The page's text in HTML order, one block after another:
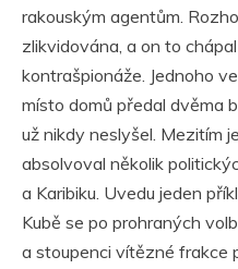
rakouským agentům.
zlikvidována, a on to
kontrašpionáže. Jednoho
místo domů předal dvěma
už nikdy neslyšel. Mezitím
absolvoval několik
a Karibiku. Uvedu jeden
Kubě se po prohraných
a stoupenci vítězné frakce